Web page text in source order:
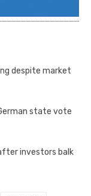
despite market
state vote
investors balk